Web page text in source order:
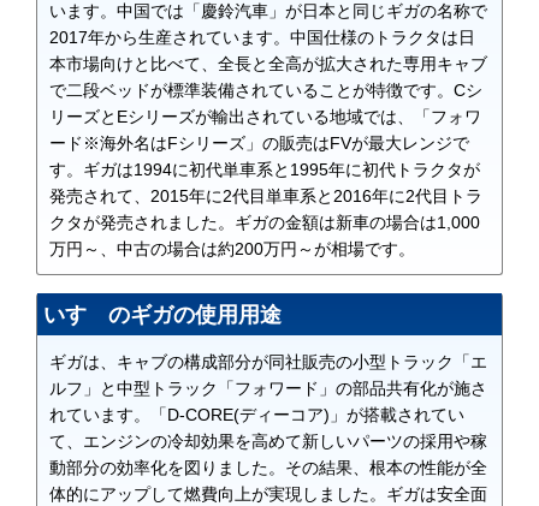
います。中国では「慶鈴汽車」が日本と同じギガの名称で
2017年から生産されています。中国仕様のトラクタは日
本市場向けと比べて、全長と全高が拡大された専用キャブ
で二段ベッドが標準装備されていることが特徴です。Cシ
リーズとEシリーズが輸出されている地域では、「フォワ
ード※海外名はFシリーズ」の販売はFVが最大レンジで
す。ギガは1994に初代単車系と1995年に初代トラクタが
発売されて、2015年に2代目単車系と2016年に2代目トラ
クタが発売されました。ギガの金額は新車の場合は1,000
万円～、中古の場合は約200万円～が相場です。
いすゞのギガの使用用途
ギガは、キャブの構成部分が同社販売の小型トラック「エ
ルフ」と中型トラック「フォワード」の部品共有化が施さ
れています。「D-CORE(ディーコア)」が搭載されてい
て、エンジンの冷却効果を高めて新しいパーツの採用や稼
動部分の効率化を図りました。その結果、根本の性能が全
体的にアップして燃費向上が実現しました。ギガは安全面